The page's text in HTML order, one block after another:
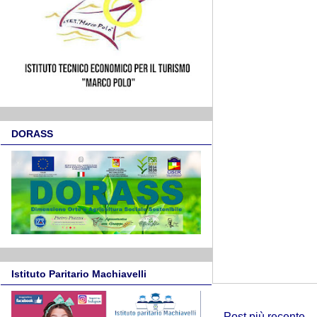
DORASS
Istituto Paritario Machiavelli